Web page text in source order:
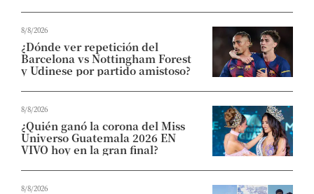
8/8/2026
¿Dónde ver repetición del
Barcelona vs Nottingham Forest
y Udinese por partido amistoso?
8/8/2026
¿Quién ganó la corona del Miss
Universo Guatemala 2026 EN
VIVO hoy en la gran final?
8/8/2026